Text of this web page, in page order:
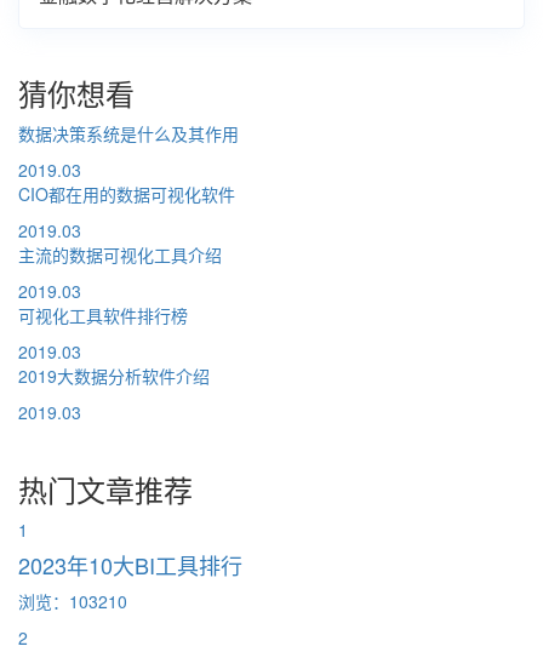
猜你想看
数据决策系统是什么及其作用
2019.03
CIO都在用的数据可视化软件
2019.03
主流的数据可视化工具介绍
2019.03
可视化工具软件排行榜
2019.03
2019大数据分析软件介绍
2019.03
热门文章推荐
1
2023年10大BI工具排行
浏览：103210
2